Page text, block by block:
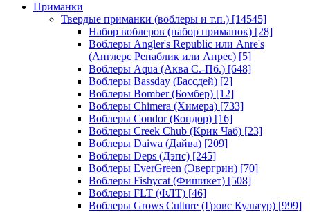
Приманки
Твердые приманки (воблеры и т.п.) [14545]
Набор воблеров (набор приманок) [28]
Воблеры Angler's Republic или Anre's
(Англерс Репаблик или Анрес) [5]
Воблеры Aqua (Аква С.-Пб.) [648]
Воблеры Bassday (Бассдей) [2]
Воблеры Bomber (Бомбер) [12]
Воблеры Chimera (Химера) [733]
Воблеры Condor (Кондор) [16]
Воблеры Creek Chub (Крик Чаб) [23]
Воблеры Daiwa (Дайва) [209]
Воблеры Deps (Дэпс) [245]
Воблеры EverGreen (Эвергрин) [70]
Воблеры Fishycat (Фишикет) [508]
Воблеры FLT (ФЛТ) [46]
Воблеры Grows Culture (Гровс Культур) [999]